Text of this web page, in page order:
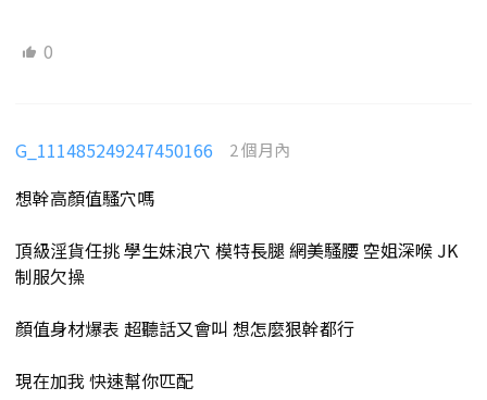
0
G_111485249247450166 2 個月內
想幹高顏值騷穴嗎
頂級淫貨任挑 學生妹浪穴 模特長腿 網美騷腰 空姐深喉 JK
制服欠操
顏值身材爆表 超聽話又會叫 想怎麼狠幹都行
現在加我 快速幫你匹配